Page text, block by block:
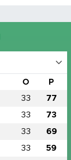
O P
33 77
33 73
33 69
33 59